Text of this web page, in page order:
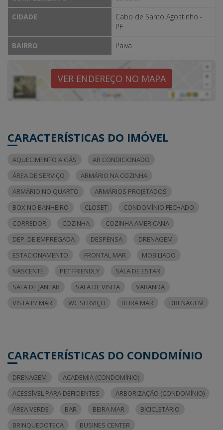
CIDADE
Cabo de Santo Agostinho -
PE
BAIRRO
Paiva
VER ENDEREÇO NO MAPA
CARACTERÍSTICAS DO IMÓVEL
AQUECIMENTO A GÁS
AR CONDICIONADO
ÁREA DE SERVIÇO
ARMÁRIO NA COZINHA
ARMÁRIO NO QUARTO
ARMÁRIOS PROJETADOS
BOX NO BANHEIRO
CLOSET
CONDOMÍNIO FECHADO
CORREDOR
COZINHA
COZINHA AMERICANA
DEP. DE EMPREGADA
DESPENSA
DRENAGEM
ESTACIONAMENTO
FRONTAL MAR
MOBILIADO
NASCENTE
PET FRIENDLY
SALA DE ESTAR
SALA DE JANTAR
SALA DE VISITA
VARANDA
VISTA P/ MAR
WC SERVIÇO BEIRA MAR DRENAGEM
CARACTERÍSTICAS DO CONDOMÍNIO
DRENAGEM
ACADEMIA (CONDOMÍNIO)
ACESSÍVEL PARA DEFICIENTES
ARBORIZAÇÃO (CONDOMÍNIO)
ÁREA VERDE
BAR BEIRA MAR
BICICLETÁRIO
BRINQUEDOTECA
BUSINES CENTER